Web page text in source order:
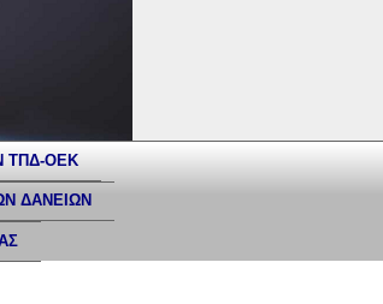
ΤΠΔ-ΟΕΚ
ΔΑΝΕΙΩΝ